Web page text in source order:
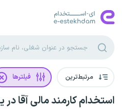
مرتبط‌ترین فیلترها
استخدام کارمند مالی آقا در